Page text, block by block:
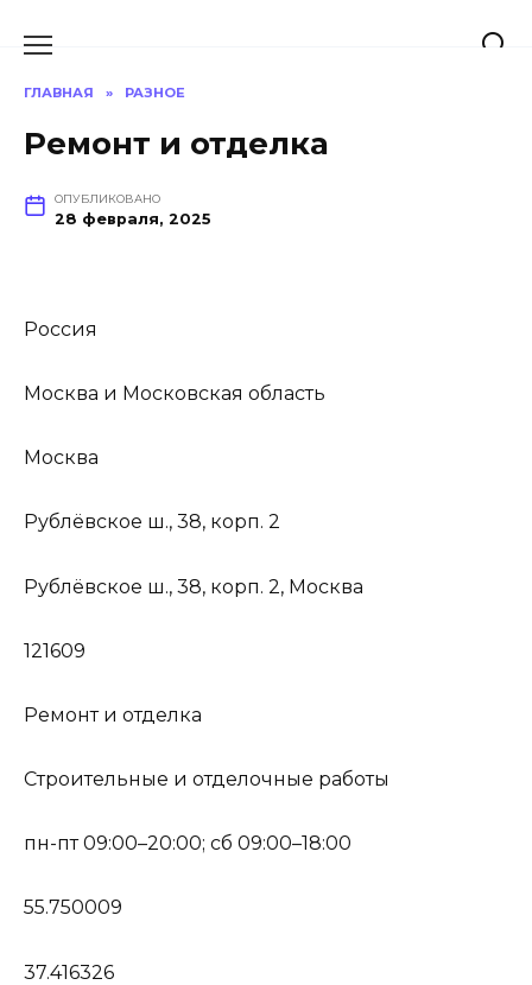
ГЛАВНАЯ » РАЗНОЕ
Ремонт и отделка
ОПУБЛИКОВАНО
28 февраля, 2025
Россия
Москва и Московская область
Москва
Рублёвское ш., 38, корп. 2
Рублёвское ш., 38, корп. 2, Москва
121609
Ремонт и отделка
Строительные и отделочные работы
пн-пт 09:00–20:00; сб 09:00–18:00
55.750009
37.416326